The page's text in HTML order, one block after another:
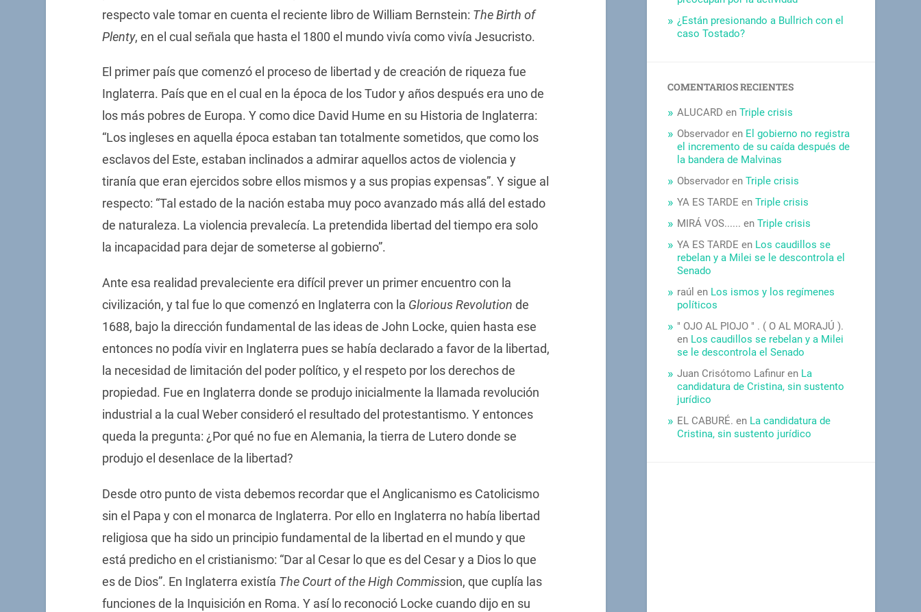
respecto vale tomar en cuenta el reciente libro de William Bernstein: The Birth of
Plenty, en el cual señala que hasta el 1800 el mundo vivía como vivía Jesucristo.
El primer país que comenzó el proceso de libertad y de creación de riqueza fue
Inglaterra. País que en el cual en la época de los Tudor y años después era uno de
los más pobres de Europa. Y como dice David Hume en su Historia de Inglaterra:
“Los ingleses en aquella época estaban tan totalmente sometidos, que como los
esclavos del Este, estaban inclinados a admirar aquellos actos de violencia y
tiranía que eran ejercidos sobre ellos mismos y a sus propias expensas”. Y sigue al
respecto: “Tal estado de la nación estaba muy poco avanzado más allá del estado
de naturaleza. La violencia prevalecía. La pretendida libertad del tiempo era solo
la incapacidad para dejar de someterse al gobierno”.
Ante esa realidad prevaleciente era difícil prever un primer encuentro con la
civilización, y tal fue lo que comenzó en Inglaterra con la Glorious Revolution de
1688, bajo la dirección fundamental de las ideas de John Locke, quien hasta ese
entonces no podía vivir en Inglaterra pues se había declarado a favor de la libertad,
la necesidad de limitación del poder político, y el respeto por los derechos de
propiedad. Fue en Inglaterra donde se produjo inicialmente la llamada revolución
industrial a la cual Weber consideró el resultado del protestantismo. Y entonces
queda la pregunta: ¿Por qué no fue en Alemania, la tierra de Lutero donde se
produjo el desenlace de la libertad?
Desde otro punto de vista debemos recordar que el Anglicanismo es Catolicismo
sin el Papa y con el monarca de Inglaterra. Por ello en Inglaterra no había libertad
religiosa que ha sido un principio fundamental de la libertad en el mundo y que
está predicho en el cristianismo: “Dar al Cesar lo que es del Cesar y a Dios lo que
es de Dios”. En Inglaterra existía The Court of the High Commission, que cuplía las
funciones de la Inquisición en Roma. Y así lo reconoció Locke cuando dijo en su
¿Están presionando a Bullrich con el
caso Tostado?
COMENTARIOS RECIENTES
ALUCARD enTriple crisis
Observador en El gobierno no registra
el incremento de su caída después de
la bandera de Malvinas
Observador enTriple crisis
YA ES TARDE enTriple crisis
MIRÁ VOS...... enTriple crisis
YA ES TARDE en Los caudillos se
rebelan y a Milei se le descontrola el
Senado
raúl en Los ismos y los regímenes
políticos
" OJO AL PIOJO " . ( O AL MORAJÚ ).
en Los caudillos se rebelan y a Milei
se le descontrola el Senado
Juan Crisótomo Lafinur en La
candidatura de Cristina, sin sustento
jurídico
EL CABURÉ. en La candidatura de
Cristina, sin sustento jurídico